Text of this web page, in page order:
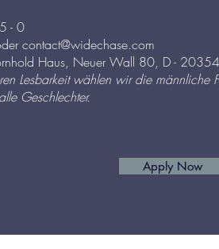
- 0
contact@widechase.com
Haus, Neuer Wall 80, D -
Lesbarkeit wählen wir die männliche
Geschlechter.
Apply Now